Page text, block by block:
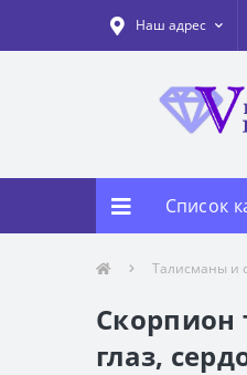
Наш адрес
Список
Талисманы и
Скорпион
глаз,